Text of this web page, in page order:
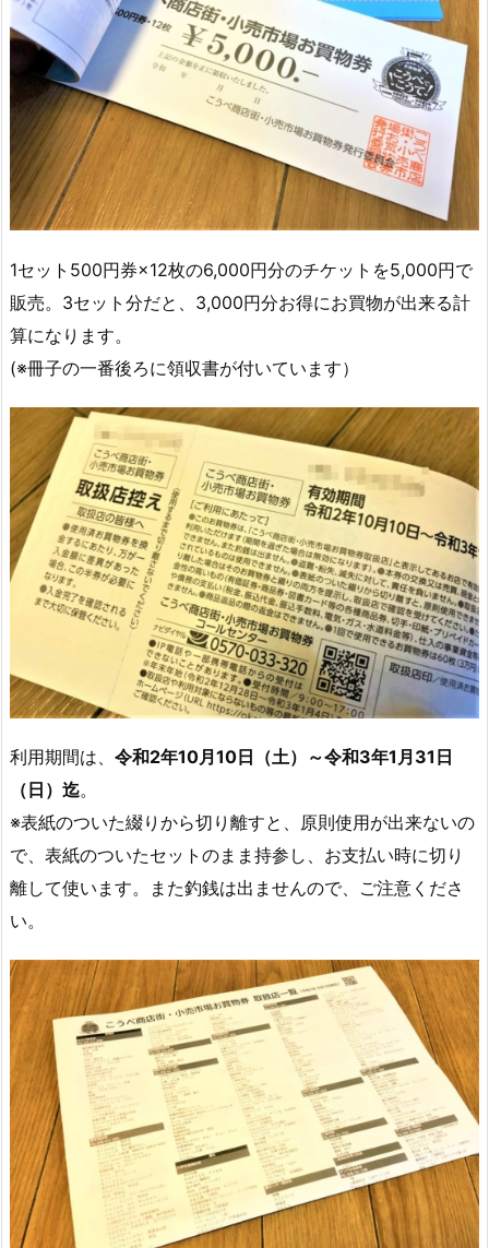
1セット500円券×12枚の6,000円分のチケットを5,000円で
販売。3セット分だと、3,000円分お得にお買物が出来る計
算になります。
(※冊子の一番後ろに領収書が付いています）
利用期間は、 令和2年10月10日（土）～令和3年1月31日
（日）迄。
※表紙のついた綴りから切り離すと、原則使用が出来ないの
で、表紙のついたセットのまま持参し、お支払い時に切り
離して使います。また釣銭は出ませんので、ご注意くださ
い。